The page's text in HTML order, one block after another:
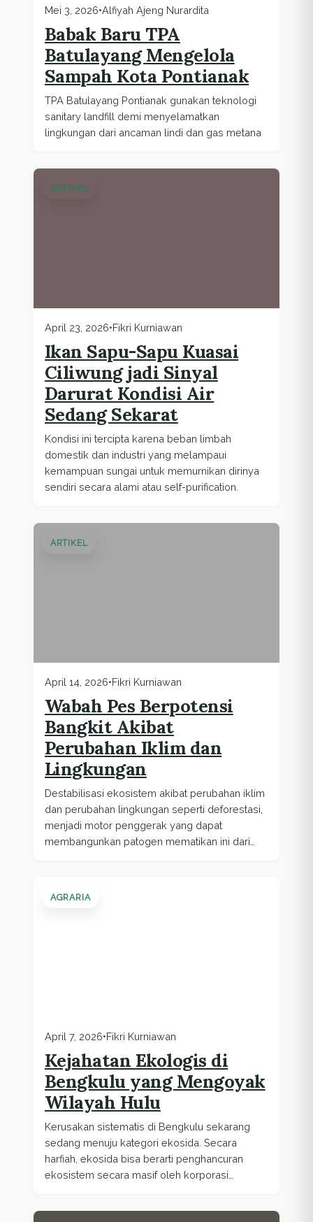
Mei 3, 2026•Alfiyah Ajeng Nurardita
Babak Baru TPA
Batulayang Mengelola
Sampah Kota Pontianak
TPA Batulayang Pontianak gunakan teknologi
sanitary landfill demi menyelamatkan
lingkungan dari ancaman lindi dan gas metana
ARTIKEL
April 23, 2026•Fikri Kurniawan
Ikan Sapu-Sapu Kuasai
Ciliwung jadi Sinyal
Darurat Kondisi Air
Sedang Sekarat
Kondisi ini tercipta karena beban limbah
domestik dan industri yang melampaui
kemampuan sungai untuk memurnikan dirinya
sendiri secara alami atau self-purification.
ARTIKEL
April 14, 2026•Fikri Kurniawan
Wabah Pes Berpotensi
Bangkit Akibat
Perubahan Iklim dan
Lingkungan
Destabilisasi ekosistem akibat perubahan iklim
dan perubahan lingkungan seperti deforestasi,
menjadi motor penggerak yang dapat
membangunkan patogen mematikan ini dari
AGRARIA
April 7, 2026•Fikri Kurniawan
Kejahatan Ekologis di
Bengkulu yang Mengoyak
Wilayah Hulu
Kerusakan sistematis di Bengkulu sekarang
sedang menuju kategori ekosida. Secara
harfiah, ekosida bisa berarti penghancuran
ekosistem secara masif oleh korporasi